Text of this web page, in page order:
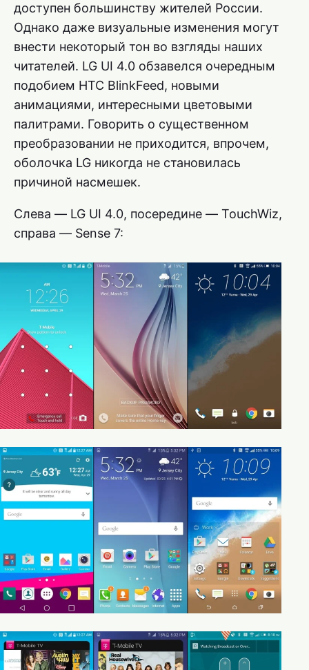
доступен большинству жителей России.
Однако даже визуальные изменения могут
внести некоторый тон во взгляды наших
читателей. LG UI 4.0 обзавелся очередным
подобием HTC BlinkFeed, новыми
анимациями, интересными цветовыми
палитрами. Говорить о существенном
преобразовании не приходится, впрочем,
оболочка LG никогда не становилась
причиной насмешек.
Слева — LG UI 4.0, посередине — TouchWiz,
справа — Sense 7: